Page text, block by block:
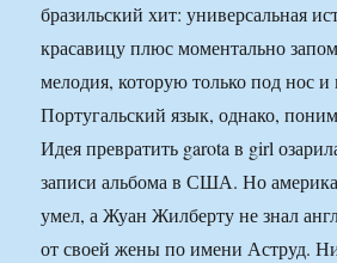
бразильский хит: универсальная
красавицу плюс моментально
мелодия, которую только под нос и
Португальский язык, однако,
Идея превратить garota в girl
записи альбома в США. Но
умел, а Жуан Жилберту не знал
от своей жены по имени Аструд.